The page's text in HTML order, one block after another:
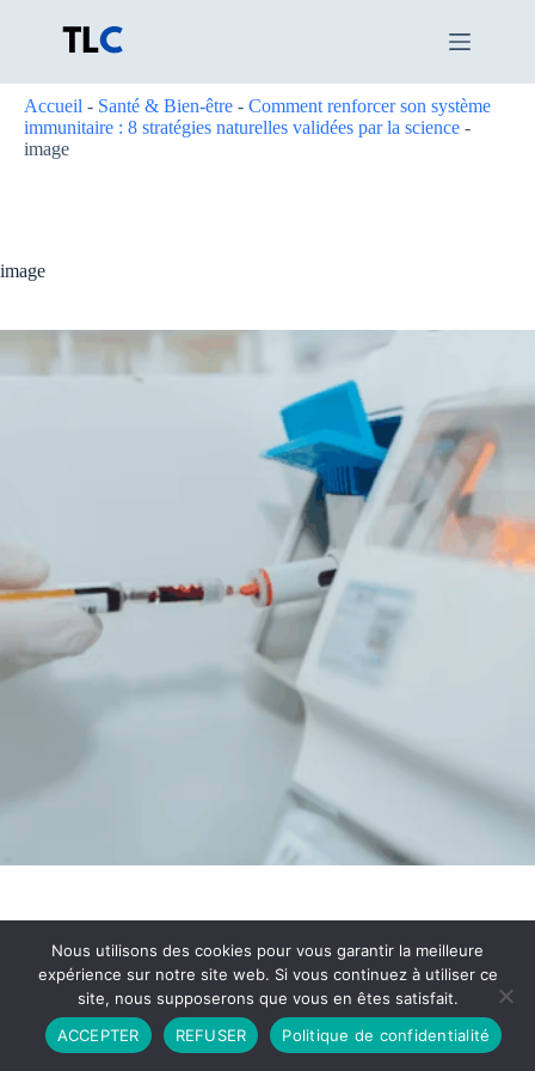
Accueil - Santé & Bien-être - Comment renforcer son système
immunitaire : 8 stratégies naturelles validées par la science -
image
image
Partenariat Contact
Politique de Confidentialité
CGU
Copyright © 2026 - Propulsé par DIEUDUDIABLE
Nous utilisons des cookies pour vous garantir la meilleure
expérience sur notre site web. Si vous continuez à utiliser ce
site, nous supposerons que vous en êtes satisfait.
ACCEPTER
REFUSER Politique de confidentialité